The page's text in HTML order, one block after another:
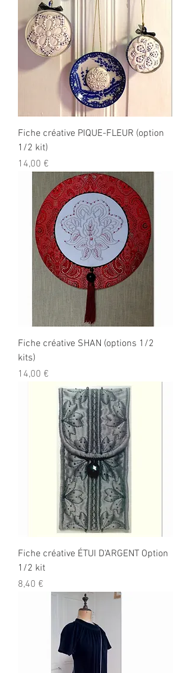
Fiche créative PIQUE-FLEUR (option
1/2 kit)
Prix
14,00 €
Fiche créative SHAN (options 1/2
kits)
Prix
14,00 €
Fiche créative ÉTUI D'ARGENT Option
1/2 kit
Prix
8,40 €